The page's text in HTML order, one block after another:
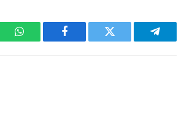
WhatsAppFacebook Twitter Telegram